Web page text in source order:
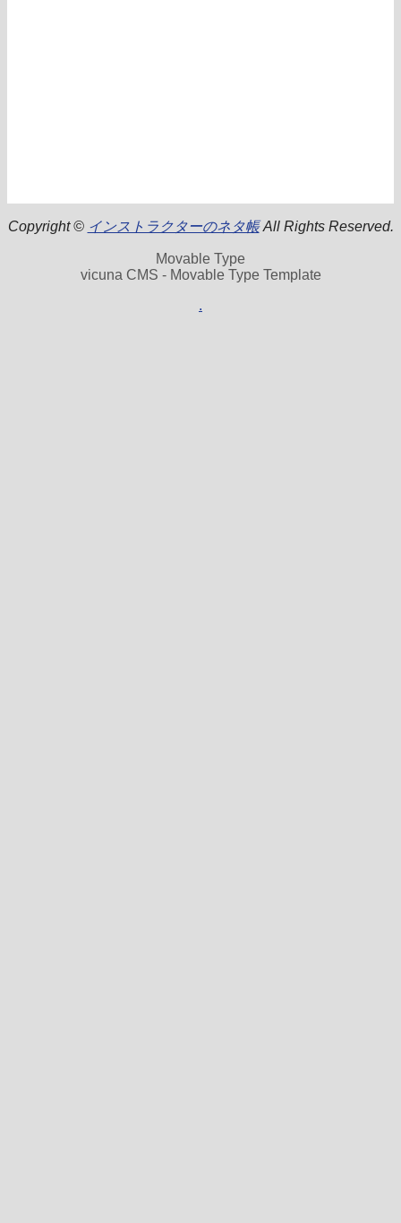
Copyright © インストラクターのネタ帳All Rights Reserved.
Movable Type
vicuna CMS - Movable Type Template
.